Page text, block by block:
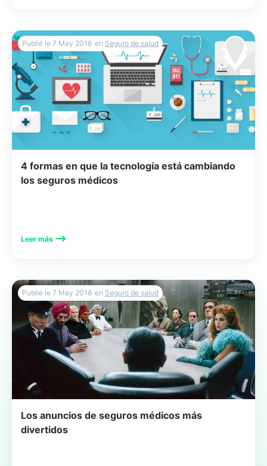
4 formas en que la tecnología está cambiando
los seguros médicos
Leer más
Publié le 7 May 2018 en Seguro de salud
Los anuncios de seguros médicos más
divertidos
Publié le 7 May 2018 en Seguro de salud